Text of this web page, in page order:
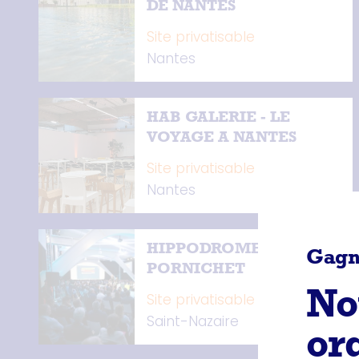
DE NANTES
Site privatisable
Nantes
HAB GALERIE - LE
VOYAGE A NANTES
Site privatisable
Nantes
HIPPODROME DE
PORNICHET
Site privatisable
Saint-Nazaire